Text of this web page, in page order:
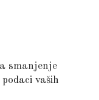
smanjenje
vaših